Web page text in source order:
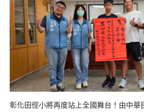
彰化田徑小將再度站上全國舞台！由中華